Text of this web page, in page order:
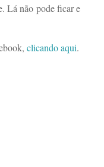
Lá não pode ficar e
clicando aqui.